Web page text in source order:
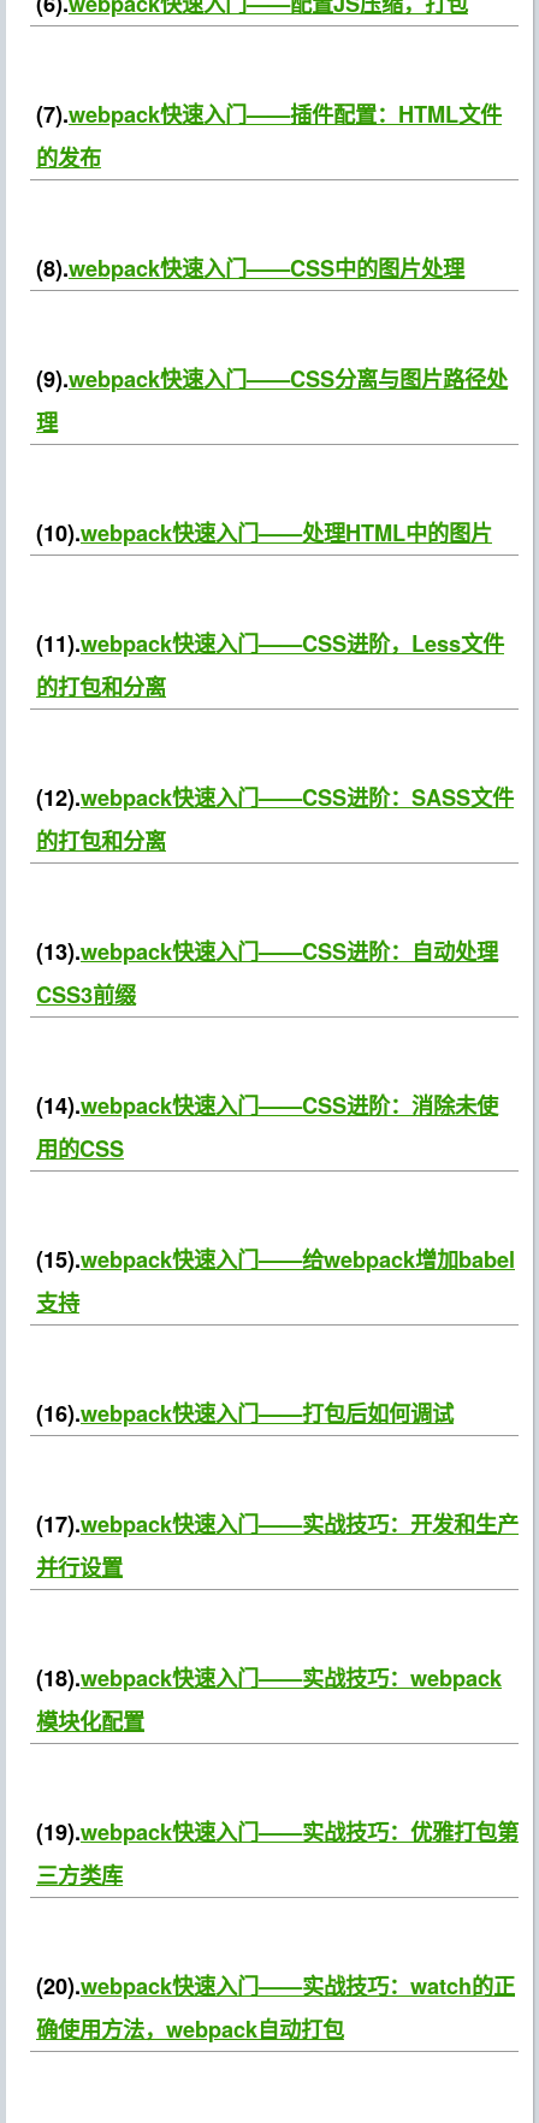
(7).webpack快速入门——插件配置：HTML文件
的发布
(8).webpack快速入门——CSS中的图片处理
(9).webpack快速入门——CSS分离与图片路径处
理
(10).webpack快速入门——处理HTML中的图片
(11).webpack快速入门——CSS进阶，Less文件
的打包和分离
(12).webpack快速入门——CSS进阶：SASS文件
的打包和分离
(13).webpack快速入门——CSS进阶：自动处理
CSS3前缀
(14).webpack快速入门——CSS进阶：消除未使
用的CSS
(15).webpack快速入门——给webpack增加babel
支持
(16).webpack快速入门——打包后如何调试
(17).webpack快速入门——实战技巧：开发和生产
并行设置
(18).webpack快速入门——实战技巧：webpack
模块化配置
(19).webpack快速入门——实战技巧：优雅打包第
三方类库
(20).webpack快速入门——实战技巧：watch的正
确使用方法，webpack自动打包